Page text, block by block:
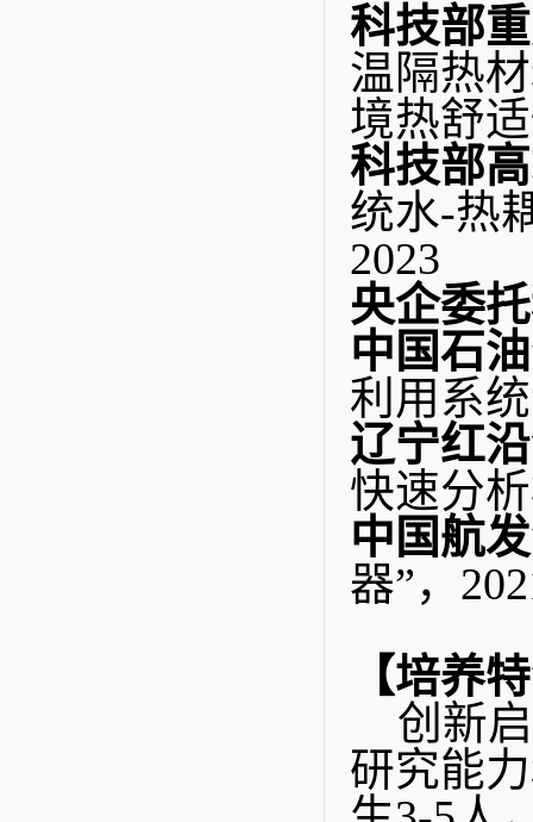
科技部
温隔热
境热舒
科技部
统水-热
2023
央企委
中国石
利用系
辽宁红
快速分
中国航
器”，
【培养
创新
研究能